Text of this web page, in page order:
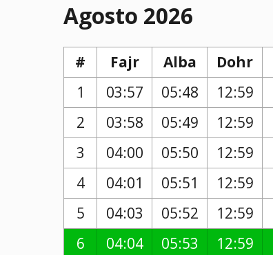
Agosto 2026
# Fajr Alba Dohr
1
03:57 05:48 12:59
2
03:58 05:49 12:59
3
04:00 05:50 12:59
4
04:01 05:51 12:59
5
04:03 05:52 12:59
6
04:04 05:53 12:59